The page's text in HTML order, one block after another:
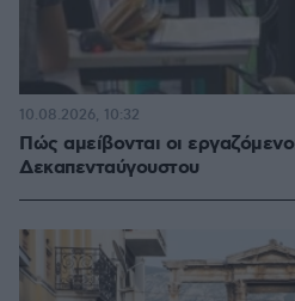
Πώς αμείβονται οι
Δεκαπενταύγουστου
10.08.2026, 10:32